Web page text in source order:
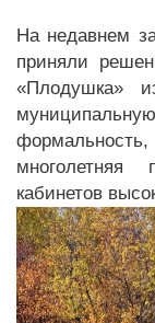
На недавнем
приняли
«Плодушка»
многолетняя
кабинетов